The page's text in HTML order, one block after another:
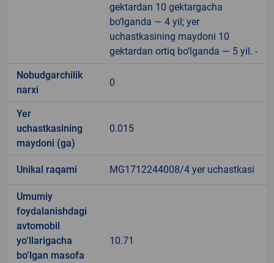
gektardan 10 gektargacha
bo‘lganda — 4 yil; yer
uchastkasining maydoni 10
gektardan ortiq bo‘lganda — 5 yil. -
Nobudgarchilik
narxi
0
Yer
uchastkasining
maydoni (ga)
0.015
Unikal raqami MG1712244008/4 yer uchastkasi
Umumiy
foydalanishdagi
avtomobil
yo‘llarigacha
bo‘lgan masofa
10.71